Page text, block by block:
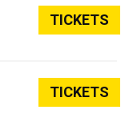
TICKETS
TICKETS